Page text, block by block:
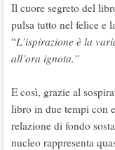
Il cuore segreto del
pulsa tutto nel felice e
“L’ispirazione è la
all’ora ignota.”
E così, grazie al
libro in due tempi con
relazione di fondo
nucleo rappresenta